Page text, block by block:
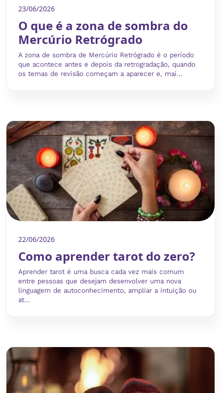
23/06/2026
O que é a zona de sombra do
Mercúrio Retrógrado
A zona de sombra de Mercúrio Retrógrado é o período
que acontece antes e depois da retrogradação, quando
os temas de revisão começam a aparecer e, mai...
22/06/2026
Como aprender tarot do zero?
Aprender tarot é uma busca cada vez mais comum
entre pessoas que desejam desenvolver uma nova
linguagem de autoconhecimento, ampliar a intuição ou
at...